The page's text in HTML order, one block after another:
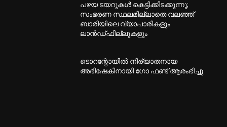
പഴയ ടയറുകള്‍ കെട്ടിക്കിടക്കുന്നു;
സംഭരണ സ്ഥലമില്ലാതെ വലഞ്ഞ്
ബാരിയിലെ വ്യാപാരികളും
ലാന്‍ഡ്ഫില്ലുകളും
ടൊറന്റോയില്‍ നിര്യാതനായ
അഭിഷേകിനായി ഗോ ഫണ്ട് ആരംഭിച്ചു